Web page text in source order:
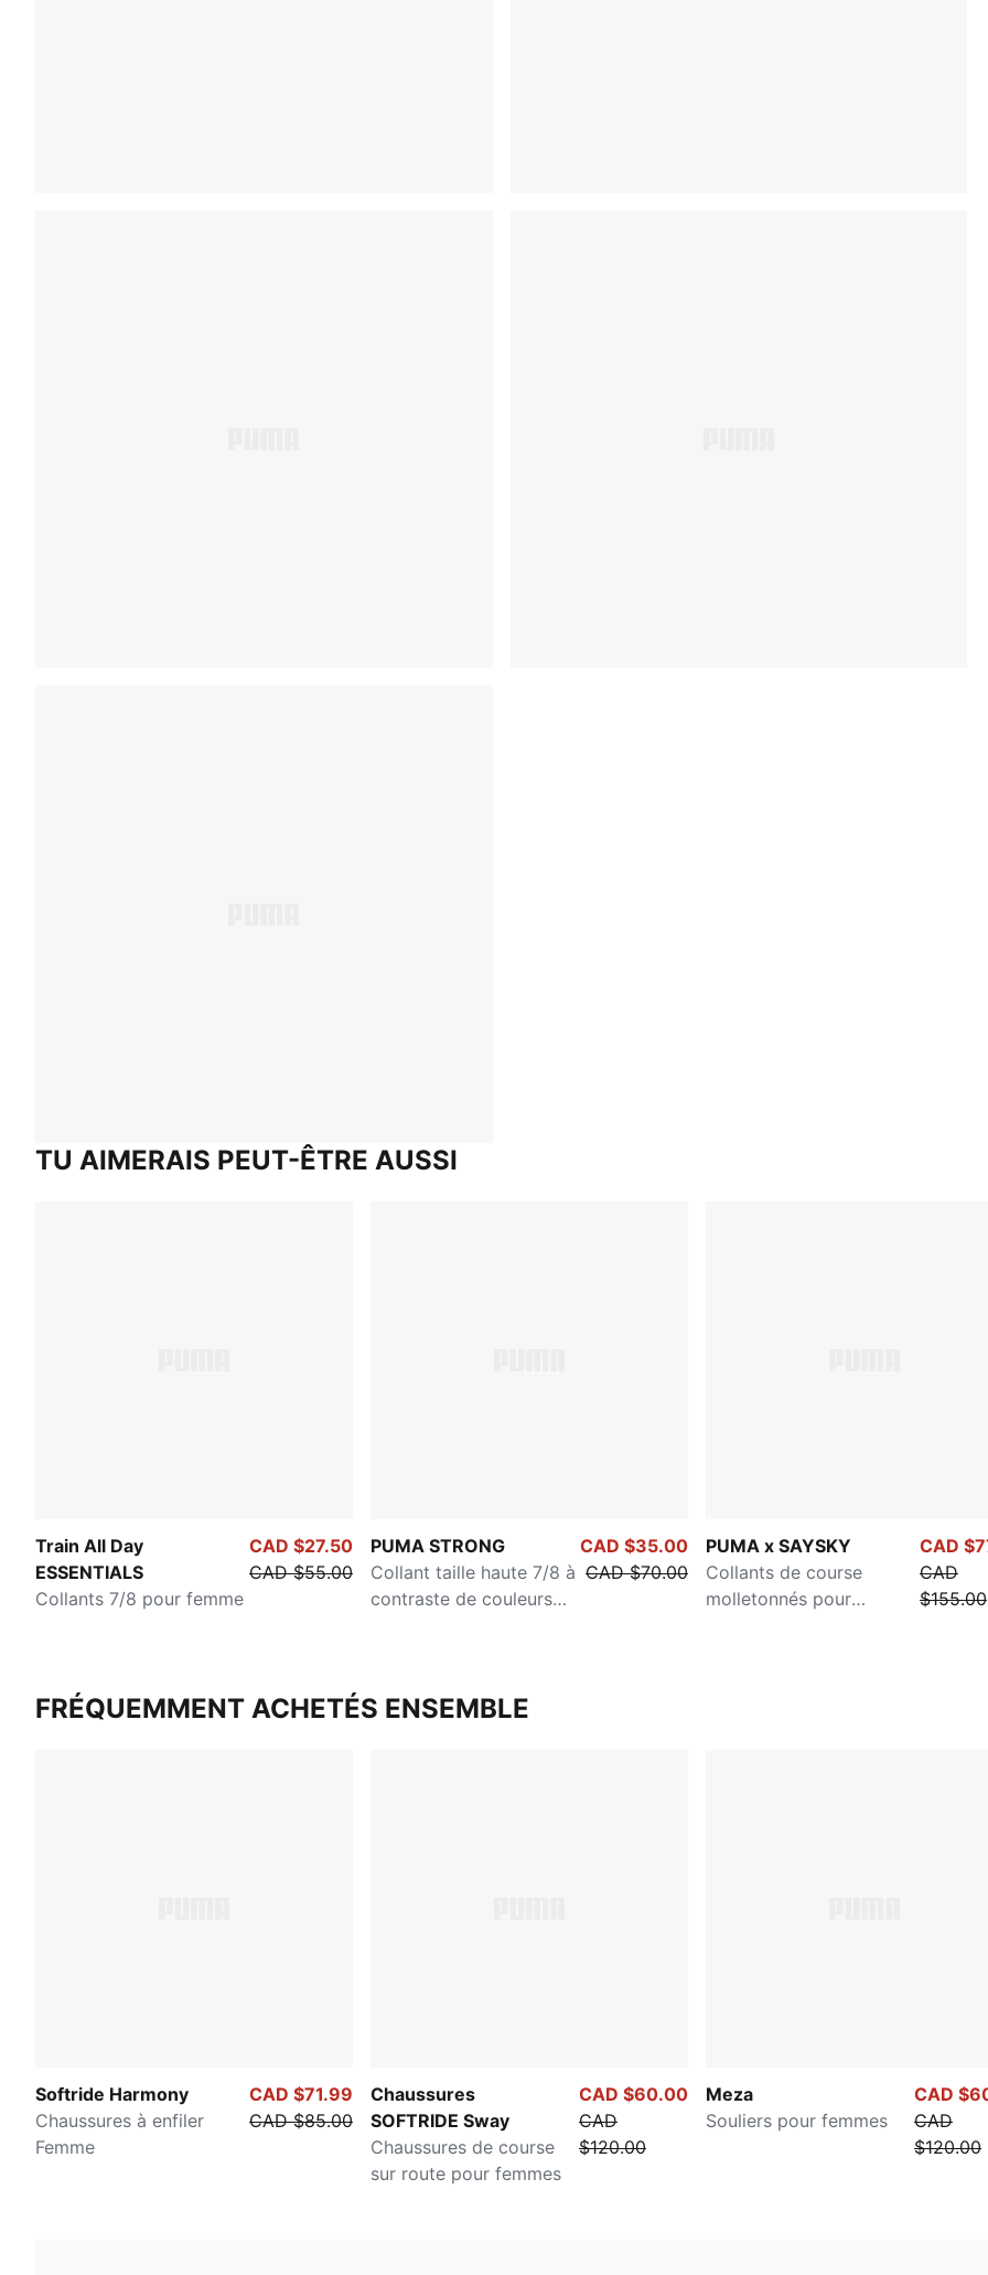
TU AIMERAIS PEUT-ÊTRE AUSSI
Train All Day
ESSENTIALS
Collants 7/8 pour femme
CAD $27.50
CAD $55.00
PUMA STRONG
Collant taille haute 7/8 à
contraste de couleurs
CAD $35.00
CAD $70.00
PUMA x SAYSKY
Collants de course
molletonnés pour
CAD
CAD
$155.00
FRÉQUEMMENT ACHETÉS ENSEMBLE
Softride Harmony
Chaussures à enfiler
Femme
CAD $71.99
CAD $85.00
Chaussures
SOFTRIDE Sway
Chaussures de course
sur route pour femmes
CAD $60.00
CAD
$120.00
Meza
Souliers pour femmes
CAD
CAD
$120.00